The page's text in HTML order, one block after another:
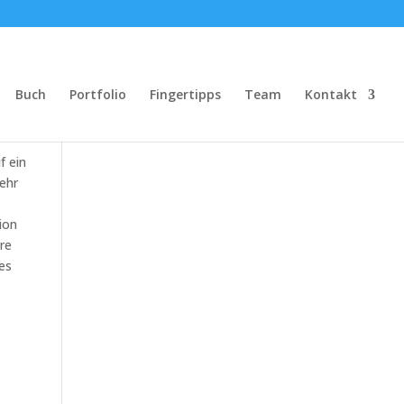
Buch Portfolio Fingertipps Team Kontakt
ein